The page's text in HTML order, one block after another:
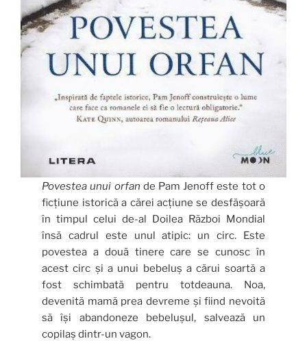
Povestea unui orfan de Pam Jenoff este tot o
ficțiune istorică a cărei acțiune se desfășoară
în timpul celui de-al Doilea Război Mondial
însă cadrul este unul atipic: un circ. Este
povestea a două tinere care se cunosc în
acest circ și a unui bebeluș a cărui soartă a
fost schimbată pentru totdeauna. Noa,
devenită mamă prea devreme și fiind nevoită
să își abandoneze bebelușul, salvează un
copilaș dintr-un vagon.